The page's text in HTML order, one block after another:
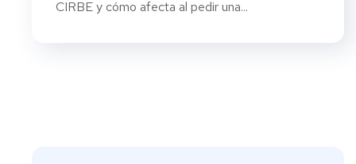
CIRBE y cómo afecta al pedir una...